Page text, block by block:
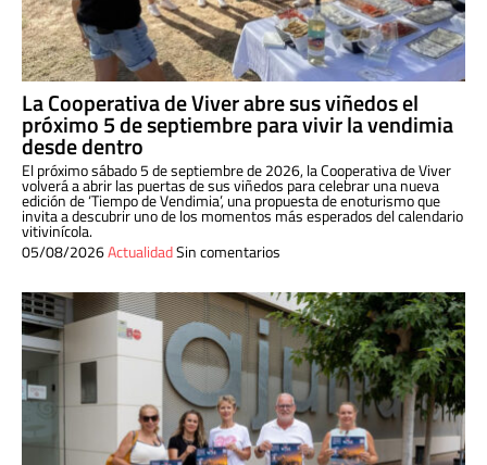
La Cooperativa de Viver abre sus viñedos el
próximo 5 de septiembre para vivir la vendimia
desde dentro
El próximo sábado 5 de septiembre de 2026, la Cooperativa de Viver
volverá a abrir las puertas de sus viñedos para celebrar una nueva
edición de ‘Tiempo de Vendimia’, una propuesta de enoturismo que
invita a descubrir uno de los momentos más esperados del calendario
vitivinícola.
05/08/2026ActualidadSin comentarios